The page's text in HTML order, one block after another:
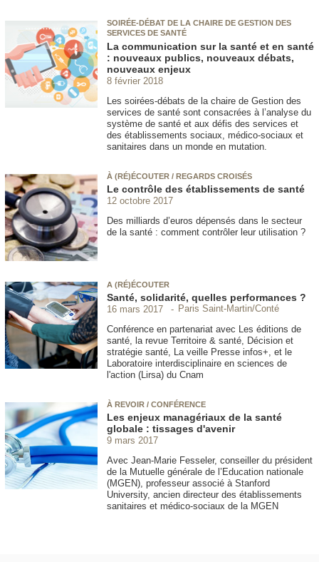
SOIRÉE-DÉBAT DE LA CHAIRE DE GESTION DES
SERVICES DE SANTÉ
La communication sur la santé et en santé
: nouveaux publics, nouveaux débats,
nouveaux enjeux
8 février 2018
Les soirées-débats de la chaire de Gestion des
services de santé sont consacrées à l’analyse du
système de santé et aux défis des services et
des établissements sociaux, médico-sociaux et
sanitaires dans un monde en mutation.
À (RÉ)ÉCOUTER / REGARDS CROISÉS
Le contrôle des établissements de santé
12 octobre 2017
Des milliards d’euros dépensés dans le secteur
de la santé : comment contrôler leur utilisation ?
A (RÉ)ÉCOUTER
Santé, solidarité, quelles performances ?
16 mars 2017
Paris Saint-Martin/Conté
Conférence en partenariat avec Les éditions de
santé, la revue Territoire & santé, Décision et
stratégie santé, La veille Presse infos+, et le
Laboratoire interdisciplinaire en sciences de
l'action (Lirsa) du Cnam
À REVOIR / CONFÉRENCE
Les enjeux managériaux de la santé
globale : tissages d'avenir
9 mars 2017
Avec Jean-Marie Fesseler, conseiller du président
de la Mutuelle générale de l’Education nationale
(MGEN), professeur associé à Stanford
University, ancien directeur des établissements
sanitaires et médico-sociaux de la MGEN